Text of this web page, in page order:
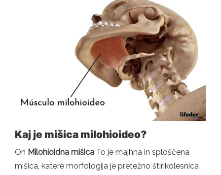
Kaj je mišica milohioideo?
On Milohioidna mišica To je majhna in sploščena
mišica, katere morfologija je pretežno štirikolesnica